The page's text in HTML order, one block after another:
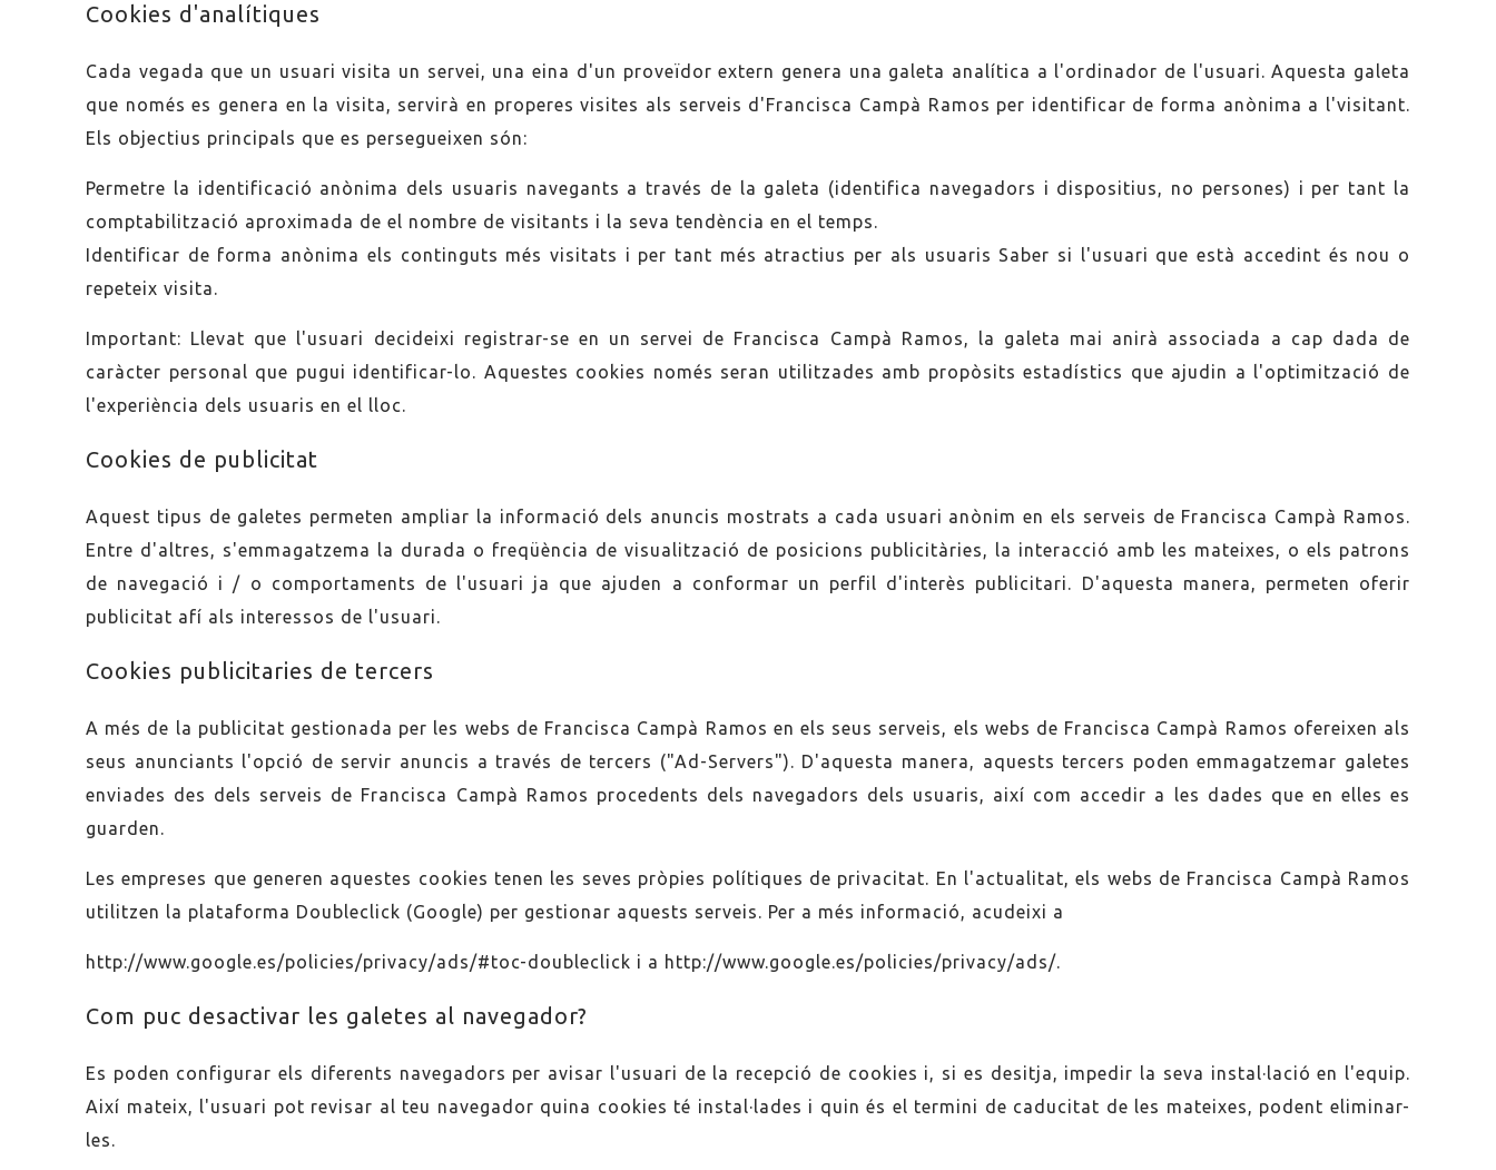
Cookies d'analítiques
Cada vegada que un usuari visita un servei, una eina d'un proveïdor extern genera una galeta analítica a l'ordinador de l'usuari. Aquesta galeta
que només es genera en la visita, servirà en properes visites als serveis d'Francisca Campà Ramos per identificar de forma anònima a l'visitant.
Els objectius principals que es persegueixen són:
Permetre la identificació anònima dels usuaris navegants a través de la galeta (identifica navegadors i dispositius, no persones) i per tant la
comptabilització aproximada de el nombre de visitants i la seva tendència en el temps.
Identificar de forma anònima els continguts més visitats i per tant més atractius per als usuaris Saber si l'usuari que està accedint és nou o
repeteix visita.
Important: Llevat que l'usuari decideixi registrar-se en un servei de Francisca Campà Ramos, la galeta mai anirà associada a cap dada de
caràcter personal que pugui identificar-lo. Aquestes cookies només seran utilitzades amb propòsits estadístics que ajudin a l'optimització de
l'experiència dels usuaris en el lloc.
Cookies de publicitat
Aquest tipus de galetes permeten ampliar la informació dels anuncis mostrats a cada usuari anònim en els serveis de Francisca Campà Ramos.
Entre d'altres, s'emmagatzema la durada o freqüència de visualització de posicions publicitàries, la interacció amb les mateixes, o els patrons
de navegació i / o comportaments de l'usuari ja que ajuden a conformar un perfil d'interès publicitari. D'aquesta manera, permeten oferir
publicitat afí als interessos de l'usuari.
Cookies publicitaries de tercers
A més de la publicitat gestionada per les webs de Francisca Campà Ramos en els seus serveis, els webs de Francisca Campà Ramos ofereixen als
seus anunciants l'opció de servir anuncis a través de tercers ("Ad-Servers"). D'aquesta manera, aquests tercers poden emmagatzemar galetes
enviades des dels serveis de Francisca Campà Ramos procedents dels navegadors dels usuaris, així com accedir a les dades que en elles es
guarden.
Les empreses que generen aquestes cookies tenen les seves pròpies polítiques de privacitat. En l'actualitat, els webs de Francisca Campà Ramos
utilitzen la plataforma Doubleclick (Google) per gestionar aquests serveis. Per a més informació, acudeixi a
http://www.google.es/policies/privacy/ads/#toc-doubleclick i a http://www.google.es/policies/privacy/ads/.
Com puc desactivar les galetes al navegador?
Es poden configurar els diferents navegadors per avisar l'usuari de la recepció de cookies i, si es desitja, impedir la seva instal·lació en l'equip.
Així mateix, l'usuari pot revisar al teu navegador quina cookies té instal·lades i quin és el termini de caducitat de les mateixes, podent eliminar-
les.